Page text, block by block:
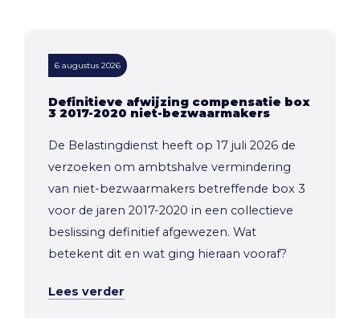
6 augustus 2026
Definitieve afwijzing compensatie box
3 2017-2020 niet-bezwaarmakers
De Belastingdienst heeft op 17 juli 2026 de
verzoeken om ambtshalve vermindering
van niet-bezwaarmakers betreffende box 3
voor de jaren 2017-2020 in een collectieve
beslissing definitief afgewezen. Wat
betekent dit en wat ging hieraan vooraf?
Lees verder